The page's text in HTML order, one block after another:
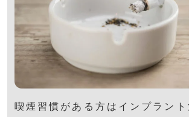
喫煙習慣がある方はインプラン